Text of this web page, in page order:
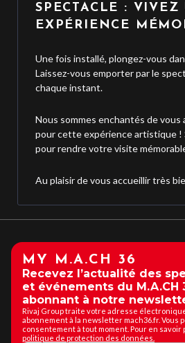
SPECTACLE : VIVEZ
EXPÉRIENCE
Une fois installé, plongez-vous
Laissez-vous emporter par le
chaque instant.
Nous sommes enchantés de vous
pour cette expérience artistique !
pour rendre votre visite
Au plaisir de vous accueillir très
MY M.A.CH 36
Recevez l’actualité des
et événements du M.A.CH
abonnant à notre
Rivaj Group traite votre adresse
abonnement à la newsletter mach36.fr. Vous
consentement à tout moment. Pour en savoir
politique de protection des données.